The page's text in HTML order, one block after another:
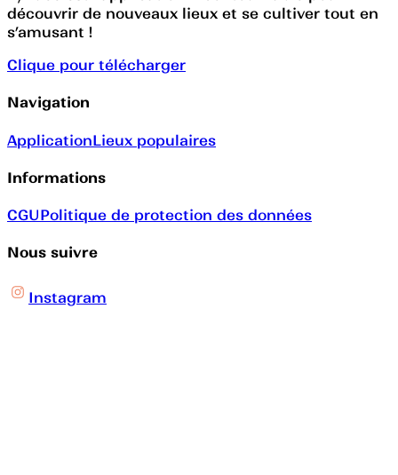
découvrir de nouveaux lieux et se cultiver tout en
s’amusant !
Clique pour télécharger
Navigation
ApplicationLieux populaires
Informations
CGUPolitique de protection des données
Nous suivre
Instagram